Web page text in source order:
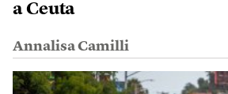
a Ceuta
Annalisa Camilli